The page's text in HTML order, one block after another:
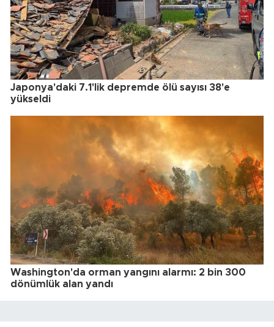
Japonya'daki 7.1'lik depremde ölü sayısı 38'e
yükseldi
Washington'da orman yangını alarmı: 2 bin 300
dönümlük alan yandı